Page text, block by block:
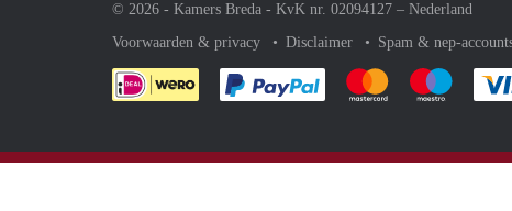
© 2026 - Kamers Breda - KvK nr. 02094127 – Nederland
Voorwaarden & privacy
Disclaimer Spam & nep-
Je rekent gemakkelijk af met
Je rekent Je